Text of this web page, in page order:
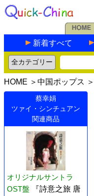
新着すべて
HOME ＞ 中国ポップス ＞
蔡幸娟
ツァイ・シンチュアン
関連商品
オリジナルサントラ
OST盤
『詩意之旅 唐